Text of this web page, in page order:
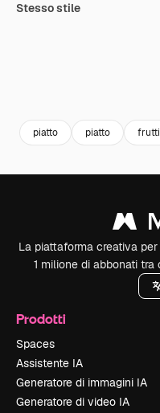
Stesso stile
piatto piatto
La piattaforma creativa
1 milione di abbonati tra
Prodotti
Spaces
Assistente IA
Generatore di immagini IA
Generatore di video IA